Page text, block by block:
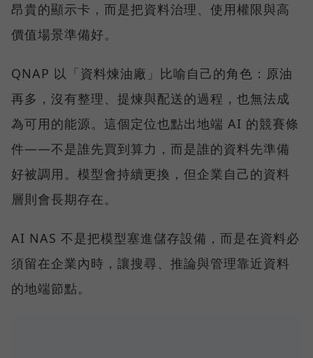
昂貴的顯示卡，而是把資料治理、使用權限與高
價值場景準備好。
QNAP 以「資料煉油廠」比喻自己的角色：原油
再多，沒有整理、提煉與配送的過程，也無法成
為可用的能源。這個定位也點出地端 AI 的競賽條
件——不是誰先買到算力，而是誰的資料先準備
好被調用。模型會持續更換，但企業自己的資料
層則會長期存在。
AI NAS 不是把模型塞進儲存設備，而是在資料必
須留在企業內時，讓搜尋、推論與管理靠近資料
的地端節點。